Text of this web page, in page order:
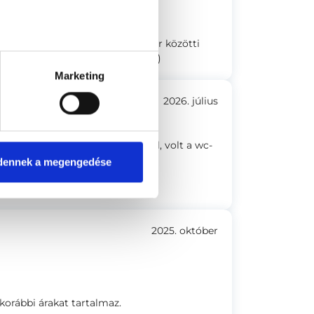
Marketing
a megengedése
adódóan 2 monitor közötti
közben természetesen nem)
2026. július
a limonádé....fogott a toll, volt a wc-
2025. október
árakat tartalmaz.